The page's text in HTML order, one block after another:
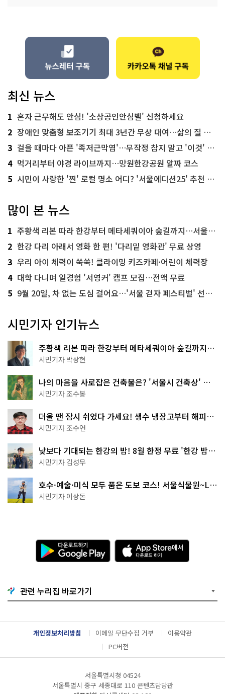
최신 뉴스
1 혼자 근무해도 안심! '소상공인안심벨' 신청하세요
2 장애인 맞춤형 보조기기 최대 3년간 무상 대여…삶의 질 높인다
3 걸을 때마다 아픈 '족저근막염'…무작정 참지 말고 '이것' 해보세요!
4 먹거리부터 야경 라이브까지…망원한강공원 알짜 코스
5 시민이 사랑한 '찐' 로컬 명소 어디? '서울에디션25' 추천 코스
많이 본 뉴스
1 주황색 리본 따라 한강부터 메타세쿼이아 숲길까지…서울둘레길 15코스
2 한강 다리 아래서 영화 한 편! '다리밑 영화관' 무료 상영
3 우리 아이 체력이 쑥쑥! 클라이밍 키즈카페·어린이 체력장
4 대학 다니며 일경험 '서영커' 캠프 모집…전액 무료
5 9월 20일, 차 없는 도심 걸어요…'서울 걷자 페스티벌' 선착순 5천명
시민기자 인기뉴스
주황색 리본 따라 한강부터 메타세쿼이아 숲길까지…
서울둘레길 15코스
시민기자 박상현
나의 마음을 사로잡은 건축물은? '서울시 건축상' 수
상작 공개!
시민기자 조수봉
더울 땐 잠시 쉬었다 가세요! 생수 냉장고부터 해피소
·무더위쉼터까지
시민기자 조수연
낮보다 기대되는 한강의 밤! 8월 한정 무료 '한강 밤
핑' 예약은?
시민기자 김성무
호수·예술·미식 모두 품은 도보 코스! 서울식물원~LG
아트센터~마곡테라스거리
시민기자 이상돈
다
운
로
기
G
o
g
l
e
l
A
p
p
e
서
다
운
드
관련 누리집 바로가기
개인정보처리방침 이메일 무단수집 거부
이용약관
PC버전
서울특별시청 04524
서울특별시 중구 세종대로 110 콘텐츠담당관